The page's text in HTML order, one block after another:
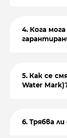
4. Кога
5. Как се
Water
6. Трябва